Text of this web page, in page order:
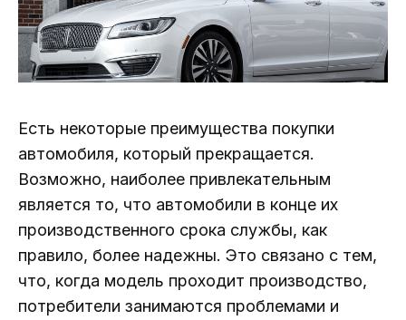
Есть некоторые преимущества покупки
автомобиля, который прекращается.
Возможно, наиболее привлекательным
является то, что автомобили в конце их
производственного срока службы, как
правило, более надежны. Это связано с тем,
что, когда модель проходит производство,
потребители занимаются проблемами и